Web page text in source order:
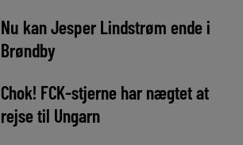
Nu kan Jesper Lindstrøm ende i
Brøndby
Chok! FCK-stjerne har nægtet at
rejse til Ungarn